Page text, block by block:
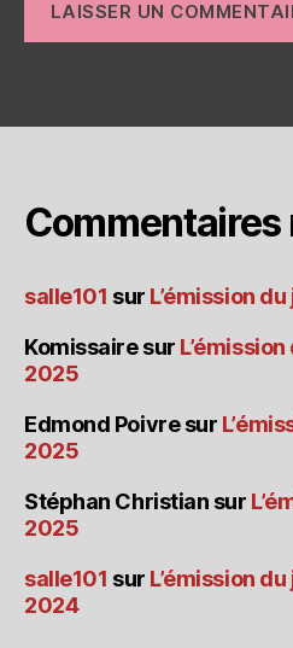
Commentaires
salle101 sur L’émission
Komissairesur
2025
Edmond Poivresur
2025
Stéphan Christian sur
2025
salle101 sur L’émission
2024